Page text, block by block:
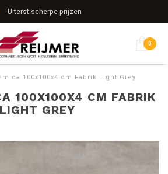
Uiterst scherpe prijzen
0
100x100x4 cm Fabrik Light Grey
100X100X4 CM FABRIK
LIGHT GREY